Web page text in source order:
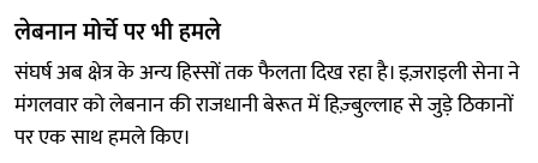
लेबनान मोर्चे पर भी हमले
संघर्ष अब क्षेत्र के अन्य हिस्सों तक फैलता दिख रहा है। इज़राइली सेना ने
मंगलवार को लेबनान की राजधानी बेरूत में हिज़्बुल्लाह से जुड़े ठिकानों
पर एक साथ हमले किए।